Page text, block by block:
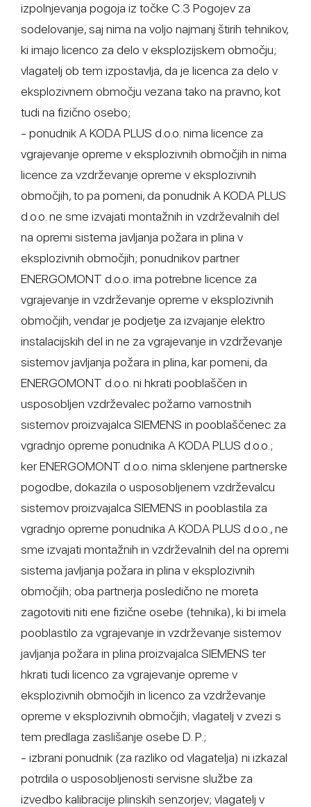
izpolnjevanja pogoja iz točke C.3 Pogojev za
sodelovanje, saj nima na voljo najmanj štirih tehnikov,
ki imajo licenco za delo v eksplozijskem območju;
vlagatelj ob tem izpostavlja, da je licenca za delo v
eksplozivnem območju vezana tako na pravno, kot
tudi na fizično osebo;
- ponudnik A KODA PLUS d.o.o. nima licence za
vgrajevanje opreme v eksplozivnih območjih in nima
licence za vzdrževanje opreme v eksplozivnih
območjih, to pa pomeni, da ponudnik A KODA PLUS
d.o.o. ne sme izvajati montažnih in vzdrževalnih del
na opremi sistema javljanja požara in plina v
eksplozivnih območjih; ponudnikov partner
ENERGOMONT d.o.o. ima potrebne licence za
vgrajevanje in vzdrževanje opreme v eksplozivnih
območjih, vendar je podjetje za izvajanje elektro
instalacijskih del in ne za vgrajevanje in vzdrževanje
sistemov javljanja požara in plina, kar pomeni, da
ENERGOMONT d.o.o. ni hkrati pooblaščen in
usposobljen vzdrževalec požarno varnostnih
sistemov proizvajalca SIEMENS in pooblaščenec za
vgradnjo opreme ponudnika A KODA PLUS d.o.o.;
ker ENERGOMONT d.o.o. nima sklenjene partnerske
pogodbe, dokazila o usposobljenem vzdrževalcu
sistemov proizvajalca SIEMENS in pooblastila za
vgradnjo opreme ponudnika A KODA PLUS d.o.o., ne
sme izvajati montažnih in vzdrževalnih del na opremi
sistema javljanja požara in plina v eksplozivnih
območjih; oba partnerja posledično ne moreta
zagotoviti niti ene fizične osebe (tehnika), ki bi imela
pooblastilo za vgrajevanje in vzdrževanje sistemov
javljanja požara in plina proizvajalca SIEMENS ter
hkrati tudi licenco za vgrajevanje opreme v
eksplozivnih območjih in licenco za vzdrževanje
opreme v eksplozivnih območjih; vlagatelj v zvezi s
tem predlaga zaslišanje osebe D. P.;
- izbrani ponudnik (za razliko od vlagatelja) ni izkazal
potrdila o usposobljenosti servisne službe za
izvedbo kalibracije plinskih senzorjev; vlagatelj v